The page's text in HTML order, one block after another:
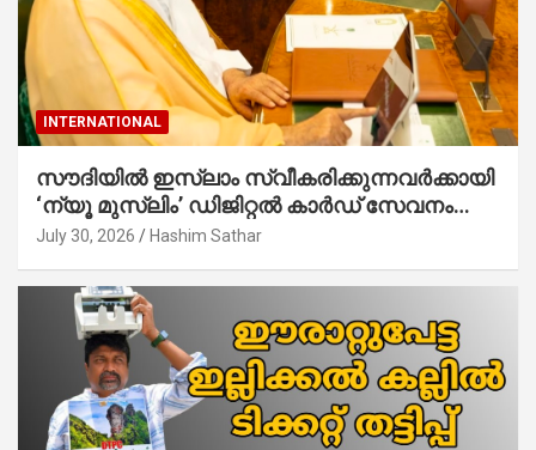
INTERNATIONAL
സൗദിയില്‍ ഇസ്‌ലാം സ്വീകരിക്കുന്നവര്‍ക്കായി
‘ന്യൂ മുസ്ലിം’ ഡിജിറ്റല്‍ കാര്‍ഡ് സേവനം
ആരംഭിച്ചു
July 30, 2026 Hashim Sathar